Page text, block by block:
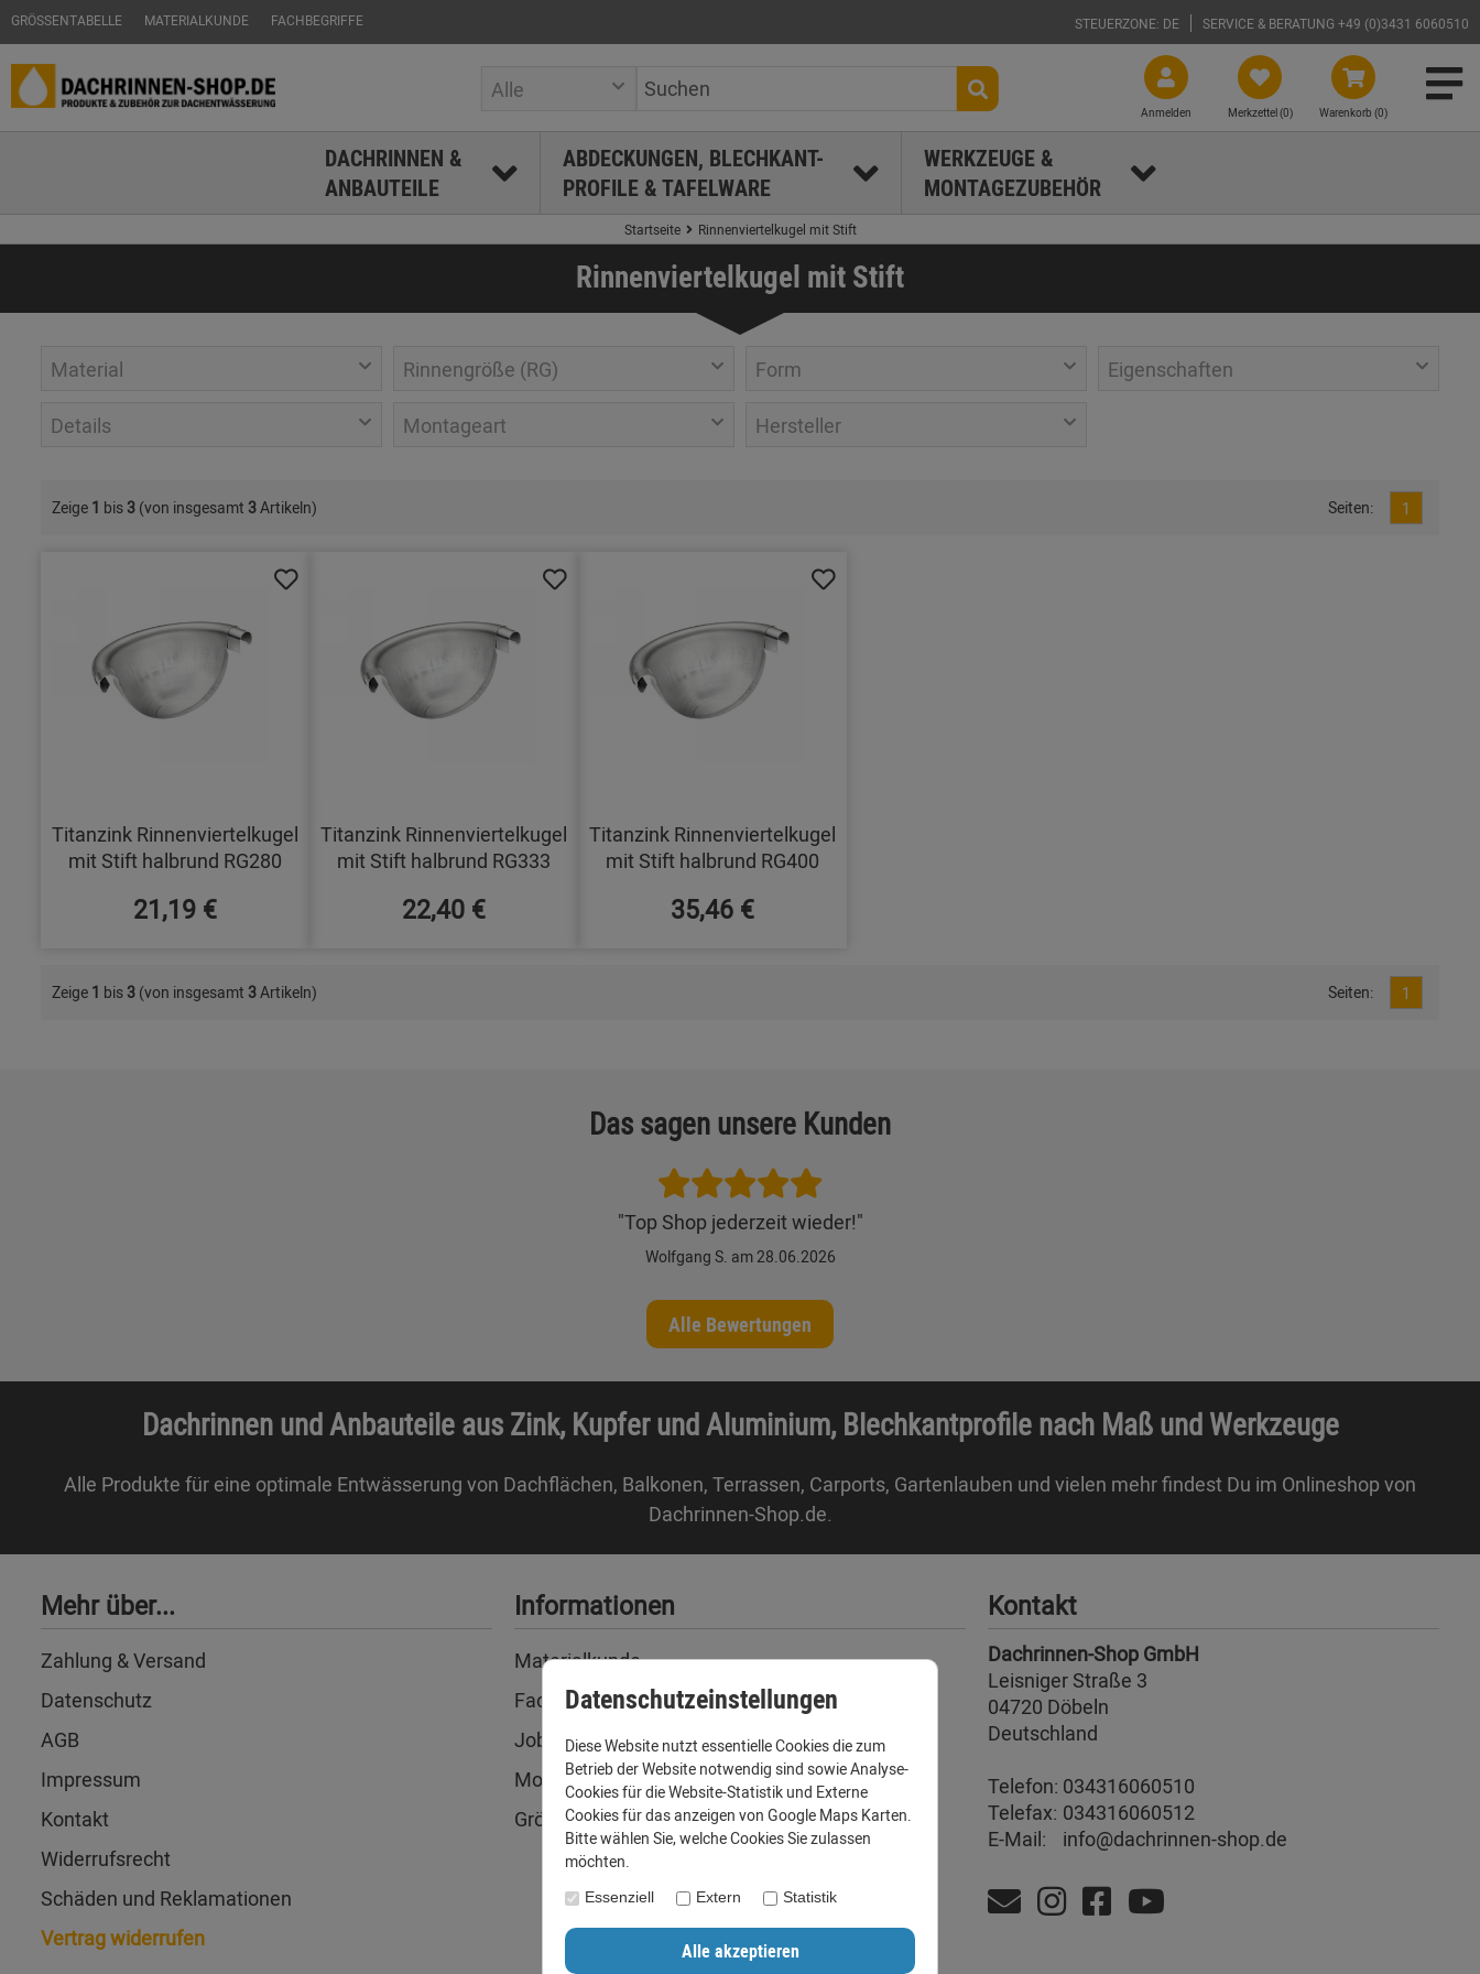
GRÖSSENTABELLE MATERIALKUNDE FACHBEGRIFFE STEUERZONE: DE SERVICE & BERATUNG +49 (0)3431 6060510
Warenkorb (0)
Merkzettel (0)
Anmelden
Alle
DACHRINNEN &
ANBAUTEILE
ABDECKUNGEN, BLECHKANT-
PROFILE & TAFELWARE
WERKZEUGE &
MONTAGEZUBEHÖR
Startseite Rinnenviertelkugel mit Stift
Rinnenviertelkugel mit Stift
Material Rinnengröße (RG) Form Eigenschaften
Details Montageart Hersteller
Zeige 1 bis 3 (von insgesamt 3Artikeln) Seiten: 1
Titanzink Rinnenviertelkugel
mit Stift halbrund RG280
21,19 €
Titanzink Rinnenviertelkugel
mit Stift halbrund RG333
22,40 €
Titanzink Rinnenviertelkugel
mit Stift halbrund RG400
35,46 €
Zeige 1 bis 3 (von insgesamt 3Artikeln) Seiten: 1
Das sagen unsere Kunden
"Top Shop jederzeit wieder!"
Wolfgang S. am 28.06.2026
Alle Bewertungen
Dachrinnen und Anbauteile aus Zink, Kupfer und Aluminium, Blechkantprofile nach Maß und Werkzeuge
Alle Produkte für eine optimale Entwässerung von Dachflächen, Balkonen, Terrassen, Carports, Gartenlauben und vielen mehr findest Du im Onlineshop von
Dachrinnen-Shop.de.
Mehr über...
Zahlung & Versand
Datenschutz
AGB
Impressum
Kontakt
Widerrufsrecht
Schäden und Reklamationen
Vertrag widerrufen
Informationen
Materialkunde
Fachbegriffe
Jobs
Montage und Installationshilfen
Größentabelle
Kontakt
Dachrinnen-Shop GmbH
Leisniger Straße 3
04720 Döbeln
Deutschland
Telefon: 034316060510
Telefax: 034316060512
E-Mail:
info@dachrinnen-shop.de
Datenschutzeinstellungen
Diese Website nutzt essentielle Cookies die zum
Betrieb der Website notwendig sind sowie Analyse-
Cookies für die Website-Statistik und Externe
Cookies für das anzeigen von Google Maps Karten.
Bitte wählen Sie, welche Cookies Sie zulassen
möchten.
Essenziell Extern Statistik